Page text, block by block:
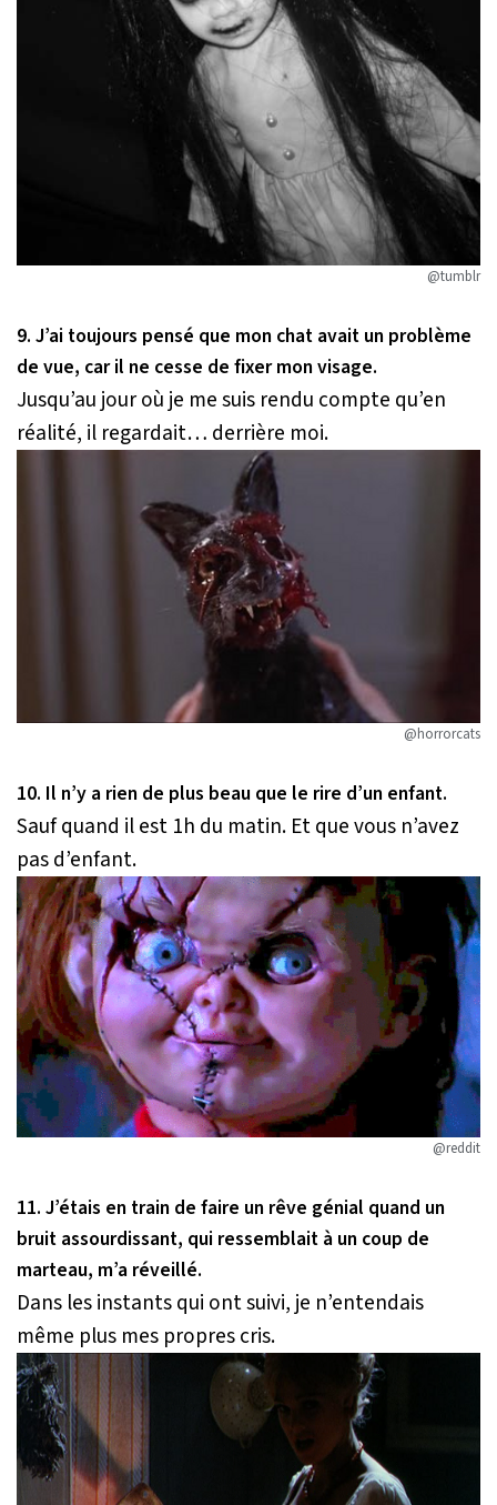
@tumblr
9. J’ai toujours pensé que mon chat avait un problème
de vue, car il ne cesse de fixer mon visage.
Jusqu’au jour où je me suis rendu compte qu’en
réalité, il regardait… derrière moi.
@horrorcats
10. Il n’y a rien de plus beau que le rire d’un enfant.
Sauf quand il est 1h du matin. Et que vous n’avez
pas d’enfant.
@reddit
11. J’étais en train de faire un rêve génial quand un
bruit assourdissant, qui ressemblait à un coup de
marteau, m’a réveillé.
Dans les instants qui ont suivi, je n’entendais
même plus mes propres cris.